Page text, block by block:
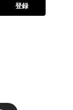
登録